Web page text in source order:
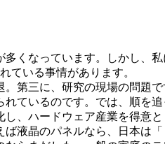
くなっています。しかし、
ている事情があります。
第三に、研究の現場の問題
ているのです。では、順を追
、ハードウェア産業を得意
液晶のパネルなら、日本は